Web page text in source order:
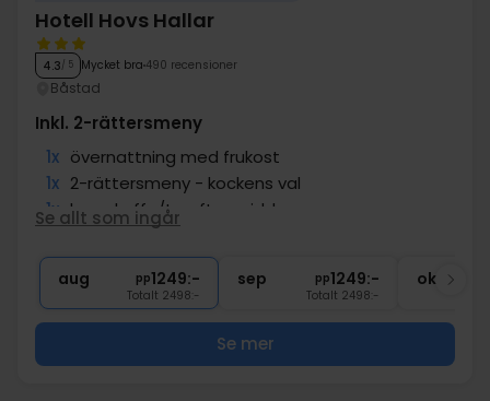
Hotell Hovs Hallar
4.3/ 5 Mycket bra 490 recensioner
Båstad
Inkl. 2-rättersmeny
1x övernattning med frukost
1x 2-rättersmeny - kockens val
1x kopp kaffe/te efter middagen
Fri entré till jacuzzi och bastu
∞ Gratis parkering
Se allt som ingår
aug pp1249:-
Totalt 2498:-
sep pp1249:-
Totalt 2498:-
okt
Se mer